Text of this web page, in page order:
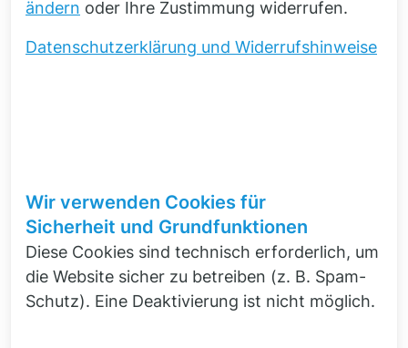
Erfahren Sie mehr zurBEM
BEM basierenden Methoden
Gern informiere ich Sie persönlich und
anwendungsbezogen zu unserem
Leistungsspektrum!
ändern oder Ihre Zustimmung widerrufen.
Datenschutzerklärung und Widerrufshinweise
Wir verwenden Cookies für
Sicherheit und Grundfunktionen
Diese Cookies sind technisch erforderlich, um
die Website sicher zu betreiben (z. B. Spam-
Schutz). Eine Deaktivierung ist nicht möglich.